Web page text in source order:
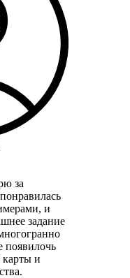
за
и
задание
появилочь
и